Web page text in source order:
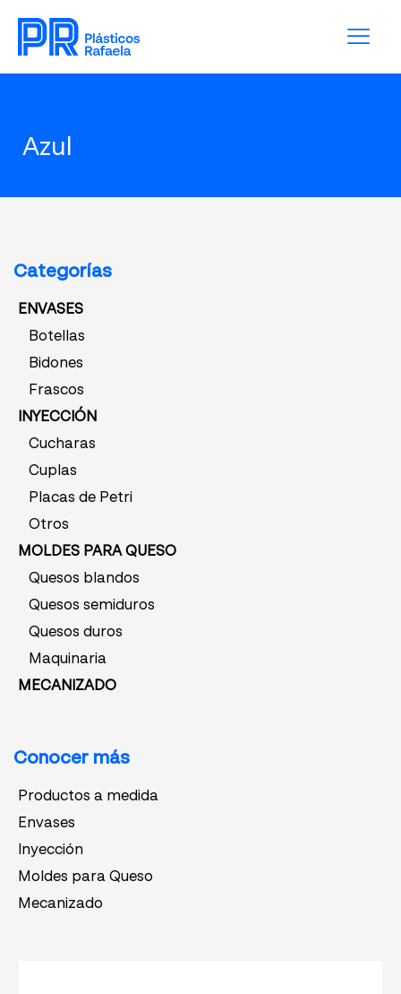
Azul
Categorías
ENVASES
Botellas
Bidones
Frascos
INYECCIÓN
Cucharas
Cuplas
Placas de Petri
Otros
MOLDES PARA QUESO
Quesos blandos
Quesos semiduros
Quesos duros
Maquinaria
MECANIZADO
Conocer más
Productos a medida
Envases
Inyección
Moldes para Queso
Mecanizado